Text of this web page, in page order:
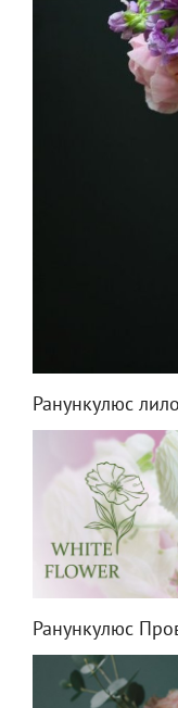
Ранункулюс
Ранункулюс